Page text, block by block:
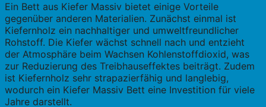
Ein Bett aus Kiefer Massiv bietet einige Vorteile
gegenüber anderen Materialien. Zunächst einmal ist
Kiefernholz ein nachhaltiger und umweltfreundlicher
Rohstoff. Die Kiefer wächst schnell nach und entzieht
der Atmosphäre beim Wachsen Kohlenstoffdioxid, was
zur Reduzierung des Treibhauseffektes beiträgt. Zudem
ist Kiefernholz sehr strapazierfähig und langlebig,
wodurch ein Kiefer Massiv Bett eine Investition für viele
Jahre darstellt.